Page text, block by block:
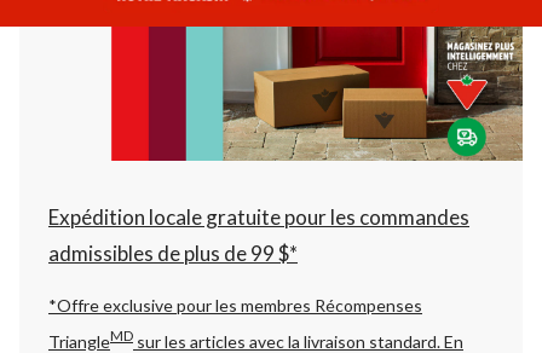
Fermeture
à
22:00
cliquer
pour
changer
Expédition locale gratuite pour les commandes
admissibles de plus de 99 $*
*Offre exclusive pour les membres Récompenses
TriangleMD sur les articles avec la livraison standard.En